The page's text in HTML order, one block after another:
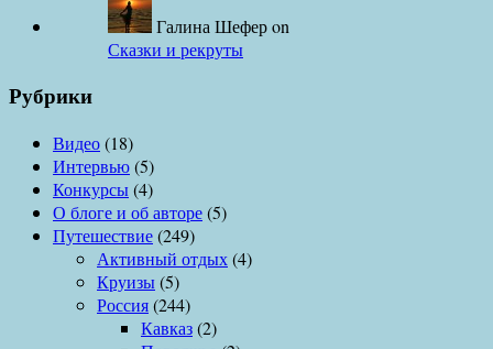
Галина Шеферon
Сказки и рекруты
Рубрики
Видео(18)
Интервью(5)
Конкурсы(4)
О блоге и об авторе(5)
Путешествие(249)
Активный отдых(4)
Круизы(5)
Россия(244)
Кавказ(2)